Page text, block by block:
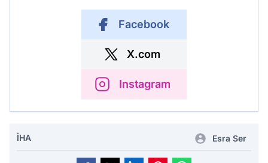
Facebook
X.com
Instagram
İHA Esra Ser